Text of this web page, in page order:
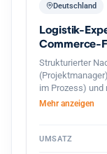
Deutschland
Logistik-
Commerce-
Shop
Strukturierter
im Prozess)
Unterstützung,
garantiert.
Mehr anzeigen
UMSATZ